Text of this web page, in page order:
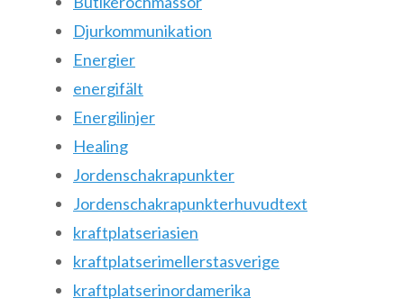
Djurkommunikation
Energier
energifält
Energilinjer
Healing
Jordenschakrapunkter
Jordenschakrapunkterhuvudtext
kraftplatseriasien
kraftplatserimellerstasverige
kraftplatserinordamerika